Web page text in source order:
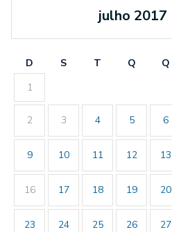
julho 2017
D S T Q Q
1
2 3 4 5 6
9 10 11 12 13
16 17 18 19 20
23 24 25 26 27